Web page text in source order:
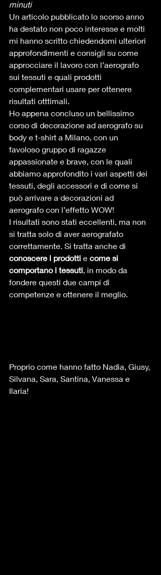
minuti
Un articolo pubblicato lo scorso anno
ha destato non poco interesse e molti
mi hanno scritto chiedendomi ulteriori
approfondimenti e consigli su come
approcciare il lavoro con l’aerografo
sui tessuti e quali prodotti
complementari usare per ottenere
risultati otttimali.
Ho appena concluso un bellissimo
corso di decorazione ad aerografo su
body e t-shirt a Milano, con un
favoloso gruppo di ragazze
appassionate e brave, con le quali
abbiamo approfondito i vari aspetti dei
tessuti, degli accessori e di come si
può arrivare a decorazioni ad
aerografo con l’effetto WOW!
I risultati sono stati eccellenti, ma non
si tratta solo di aver aerografato
correttamente. Si tratta anche di
conoscere i prodotti e come si
comportano i tessuti, in modo da
fondere questi due campi di
competenze e ottenere il meglio.
Proprio come hanno fatto Nadia, Giusy,
Silvana, Sara, Santina, Vanessa e
Ilaria!